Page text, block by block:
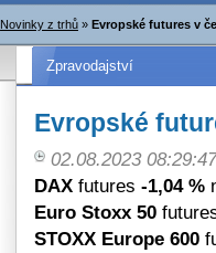
Novinky z trhů » Evropské futures v
Zpravodajství
Evropské
02.08.2023 08:29:47
DAX futures -1,04 %
Euro Stoxx 50
STOXX Europe 600